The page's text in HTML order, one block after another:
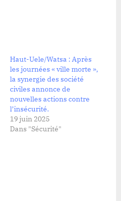
Haut-Uele/Watsa : Après
les journées « ville morte »,
la synergie des société
civiles annonce de
nouvelles actions contre
l’insécurité.
19 juin 2025
Dans "Sécurité"